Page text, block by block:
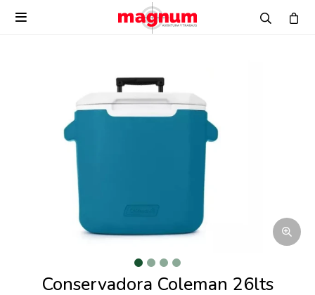

Conservadora Coleman 26lts